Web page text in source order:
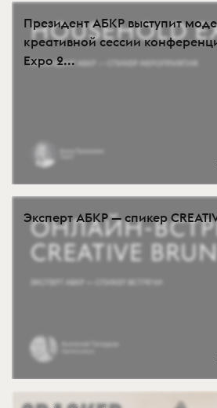
Президент АБКР выступит
креативной сессии
Expo 2...
Эксперт АБКР — спикер